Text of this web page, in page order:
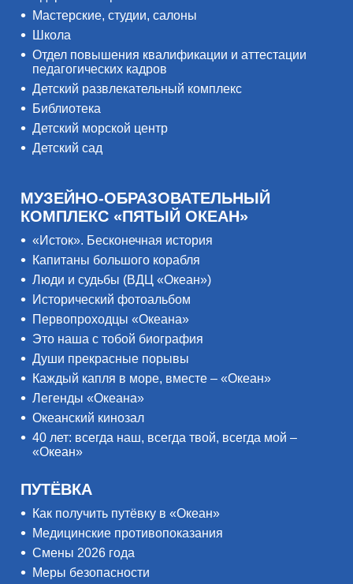
Мастерские, студии, салоны
Школа
Отдел повышения квалификации и аттестации
педагогических кадров
Детский развлекательный комплекс
Библиотека
Детский морской центр
Детский сад
МУЗЕЙНО-ОБРАЗОВАТЕЛЬНЫЙ
КОМПЛЕКС «ПЯТЫЙ ОКЕАН»
«Исток». Бесконечная история
Капитаны большого корабля
Люди и судьбы (ВДЦ «Океан»)
Исторический фотоальбом
Первопроходцы «Океана»
Это наша с тобой биография
Души прекрасные порывы
Каждый капля в море, вместе – «Океан»
Легенды «Океана»
Океанский кинозал
40 лет: всегда наш, всегда твой, всегда мой –
«Океан»
ПУТЁВКА
Как получить путёвку в «Океан»
Медицинские противопоказания
Смены 2026 года
Меры безопасности